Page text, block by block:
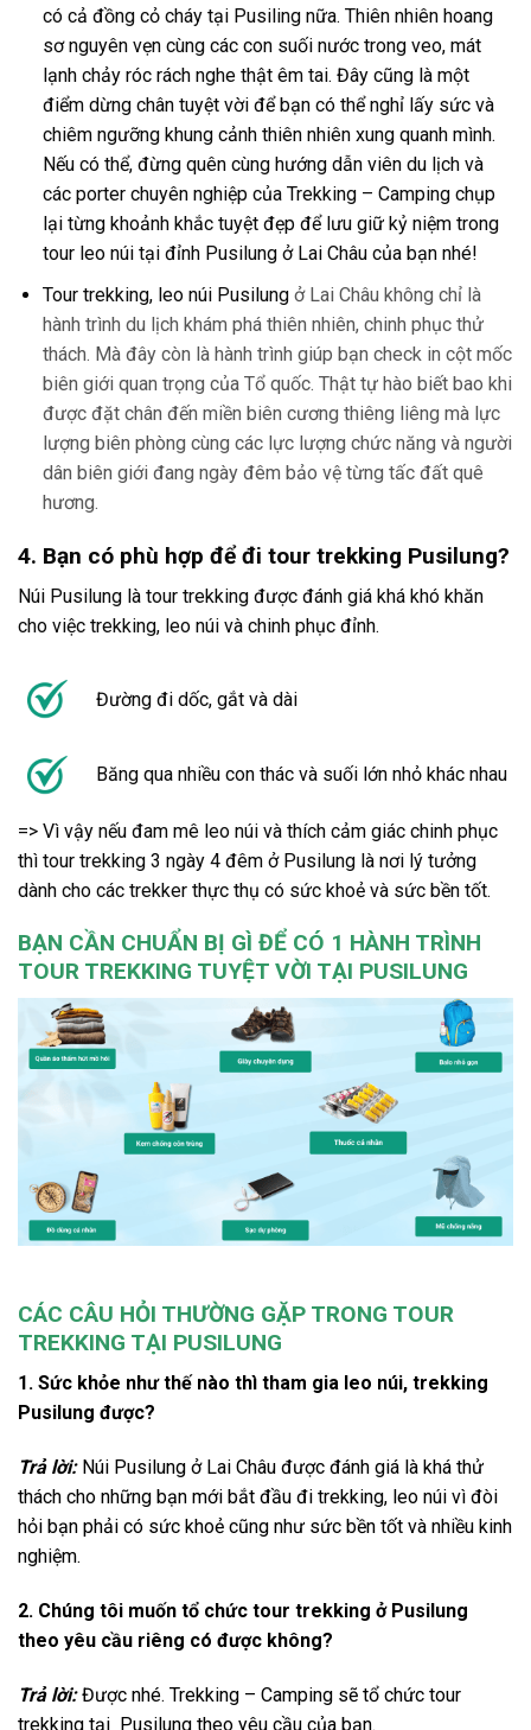
có cả đồng cỏ cháy tại Pusiling nữa. Thiên nhiên hoang
sơ nguyên vẹn cùng các con suối nước trong veo, mát
lạnh chảy róc rách nghe thật êm tai. Đây cũng là một
điểm dừng chân tuyệt vời để bạn có thể nghỉ lấy sức và
chiêm ngưỡng khung cảnh thiên nhiên xung quanh mình.
Nếu có thể, đừng quên cùng hướng dẫn viên du lịch và
các porter chuyên nghiệp của Trekking – Camping chụp
lại từng khoảnh khắc tuyệt đẹp để lưu giữ kỷ niệm trong
tour leo núi tại đỉnh Pusilung ở Lai Châu của bạn nhé!
Tour trekking, leo núi Pusilungở Lai Châu không chỉ là
hành trình du lịch khám phá thiên nhiên, chinh phục thử
thách. Mà đây còn là hành trình giúp bạn check in cột mốc
biên giới quan trọng của Tổ quốc. Thật tự hào biết bao khi
được đặt chân đến miền biên cương thiêng liêng mà lực
lượng biên phòng cùng các lực lượng chức năng và người
dân biên giới đang ngày đêm bảo vệ từng tấc đất quê
hương.
4. Bạn có phù hợp để đi tour trekking Pusilung?
Núi Pusilung là tour trekking được đánh giá khá khó khăn
cho việc trekking, leo núi và chinh phục đỉnh.
Đường đi dốc, gắt và dài
Băng qua nhiều con thác và suối lớn nhỏ khác nhau
=> Vì vậy nếu đam mê leo núi và thích cảm giác chinh phục
thì tour trekking 3 ngày 4 đêm ở Pusilung là nơi lý tưởng
dành cho các trekker thực thụ có sức khoẻ và sức bền tốt.
BẠN CẦN CHUẨN BỊ GÌ ĐỂ CÓ 1 HÀNH TRÌNH
TOUR TREKKING TUYỆT VỜI TẠI PUSILUNG
CÁC CÂU HỎI THƯỜNG GẶP TRONG TOUR
TREKKING TẠI PUSILUNG
1. Sức khỏe như thế nào thì tham gia leo núi, trekking
Pusilung được?
Trả lời: Núi Pusilung ở Lai Châu được đánh giá là khá thử
thách cho những bạn mới bắt đầu đi trekking, leo núi vì đòi
hỏi bạn phải có sức khoẻ cũng như sức bền tốt và nhiều kinh
nghiệm.
2. Chúng tôi muốn tổ chức tour trekking ở Pusilung
theo yêu cầu riêng có được không?
Trả lời:Được nhé. Trekking – Camping sẽ tổ chức tour
trekking tại Pusilung theo yêu cầu của bạn.